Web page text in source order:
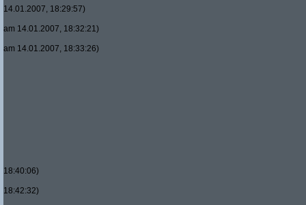
14.01.2007, 18:29:57)
am 14.01.2007, 18:32:21)
am 14.01.2007, 18:33:26)
18:40:06)
18:42:32)